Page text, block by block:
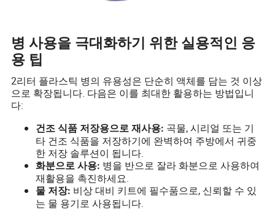
병 사용을 극대화하기 위한 실용적인 응
용 팁
2리터 플라스틱 병의 유용성은 단순히 액체를 담는 것 이상
으로 확장됩니다. 다음은 이를 최대한 활용하는 방법입니
다:
건조 식품 저장용으로 재사용: 곡물, 시리얼 또는 기
타 건조 식품을 저장하기에 완벽하여 주방에서 귀중
한 저장 솔루션이 됩니다.
화분으로 사용: 병을 반으로 잘라 화분으로 사용하여
재활용을 촉진하세요.
물 저장: 비상 대비 키트에 필수품으로, 신뢰할 수 있
는 물 용기로 사용됩니다.